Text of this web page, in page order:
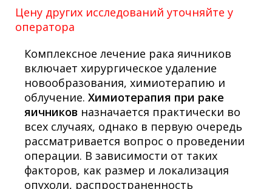
Цену других исследований уточняйте у
оператора
Комплексное лечение рака яичников
включает хирургическое удаление
новообразования, химиотерапию и
облучение. Химиотерапия при раке
яичников назначается практически во
всех случаях, однако в первую очередь
рассматривается вопрос о проведении
операции. В зависимости от таких
факторов, как размер и локализация
опухоли, распространенность